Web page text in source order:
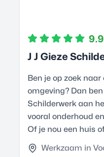
9.9
J J Gieze
Ben je op zoek
omgeving? Dan ben
Schilderwerk aan
vooral onderhoud
Of je nou een huis
Werkzaam in